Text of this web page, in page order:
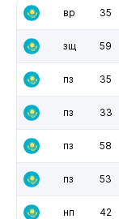
вр 35
зщ 59
пз 35
пз 33
пз 58
пз 53
нп 42